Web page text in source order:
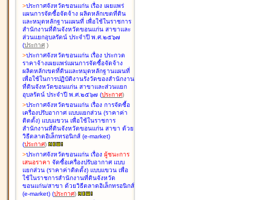
>ประกาศจังหวัดขอนแก่น เรื่อง เผยแพร่
แผนการจัดซื้อจัดจ้าง ผลิตหลักเขตที่ดิน
และหมุดหลักฐานแผนที่ เพื่อใช้ในราชการ
สำนักงานที่ดินจังหวัดขอนแก่น สาขาและ
ส่วนแยกอุบลรัตน์ ประจำปี พ.ศ.๒๕๖๗
(ประกาศ )
>ประกาศจังหวัดขอนแก่น เรื่อง ประกวด
ราคาจ้างเผยแพร่แผนการจัดซื้อจัดจ้าง
ผลิตหลักเขตที่ดินและหมุดหลักฐานแผนที่
เพื่อใช้ในการปฏิบัติงานรังวัดของสำนักงาน
ที่ดินจังหวัดขอนแก่น สาขาและส่วนแยก
อุบลรัตน์ ประจำปี พ.ศ.๒๕๖๗ (ประกาศ)
>ประกาศจังหวัดขอนแก่น เรื่อง การจัดซื้อ
เครื่องปรับอากาศ แบบแยกส่วน (ราคาค่า
ติดตั้ง) แบบแขวน เพื่อใช้ในราชการ
สำนักงานที่ดินจังหวัดขอนแก่น สาขา ด้วย
วิธีตลาดอิเล็กทรอนิกส์ (e-market)
(ประกาศ)
>ประกาศจังหวัดขอนแก่น เรื่อง ผู้ชนะการ
เสนอราคา จัดซื้อเครื่องปรับอากาศ แบบ
แยกส่วน (ราคาค่าติดตั้ง) แบบแขวน เพื่อ
ใช้ในราชการสำนักงานที่ดินจังหวัด
ขอนแก่น/สาขา ด้วยวิธีตลาดอิเล็กทรอนิกส์
(e-market) (ประกาศ)